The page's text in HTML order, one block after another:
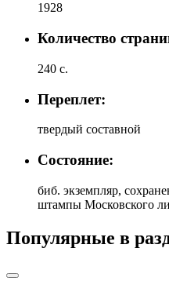
1928
Количество
240 с.
Переплет:
твердый составной
Состояние:
биб. экземпляр,
штампы Московского
Популярные в